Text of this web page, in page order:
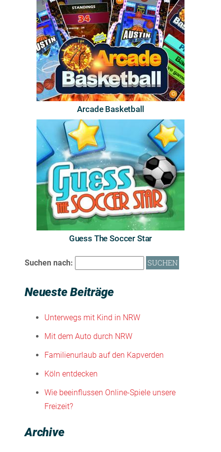
Arcade Basketball
Guess The Soccer Star
Suchen nach:
Neueste Beiträge
Unterwegs mit Kind in NRW
Mit dem Auto durch NRW
Familienurlaub auf den Kapverden
Köln entdecken
Wie beeinflussen Online-Spiele unsere
Freizeit?
Archive